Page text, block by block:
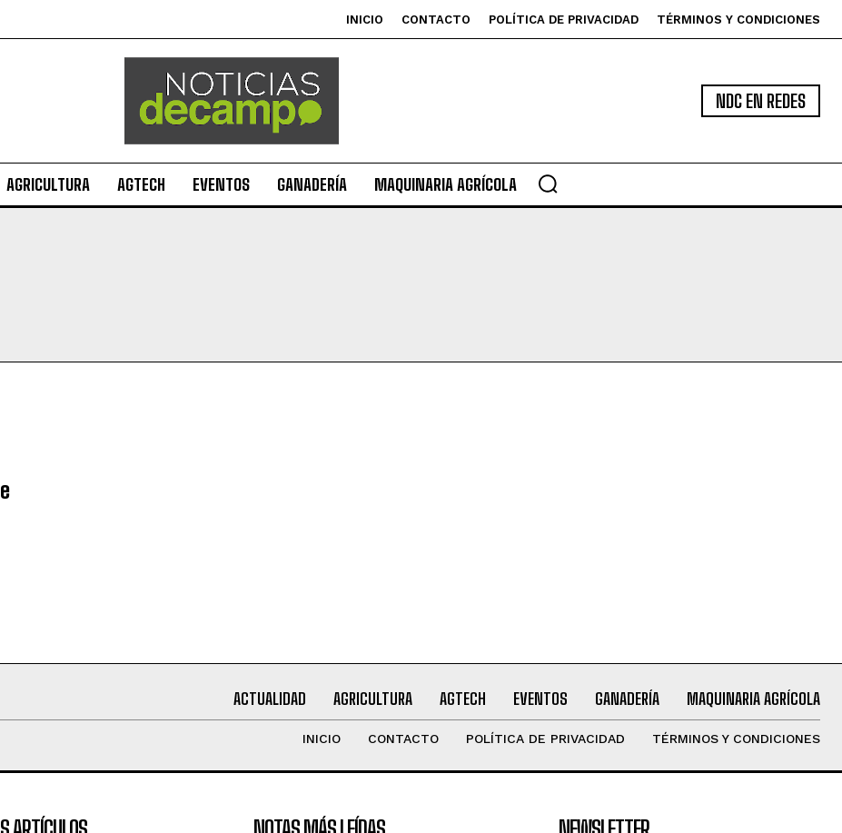
INICIO CONTACTO POLÍTICA DE PRIVACIDAD TÉRMINOS Y CONDICIONES
NDC EN REDES
AGRICULTURA AGTECH EVENTOS GANADERÍA MAQUINARIA AGRÍCOLA
ACTUALIDAD AGRICULTURA AGTECH EVENTOS GANADERÍA MAQUINARIA AGRÍCOLA
INICIO CONTACTO POLÍTICA DE PRIVACIDAD TÉRMINOS Y CONDICIONES